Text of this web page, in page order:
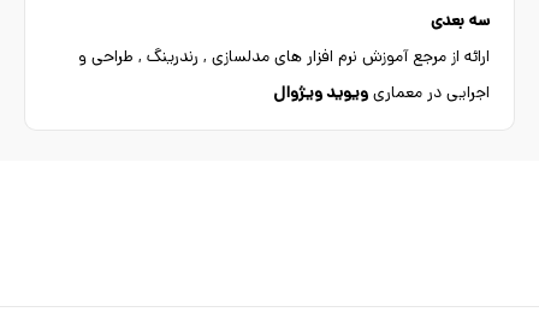
سه بعدی
ارائه از مرجع آموزش نرم افزار های مدلسازی , رندرینگ , طراحی و
اجرایی در معماریویوید ویژوال